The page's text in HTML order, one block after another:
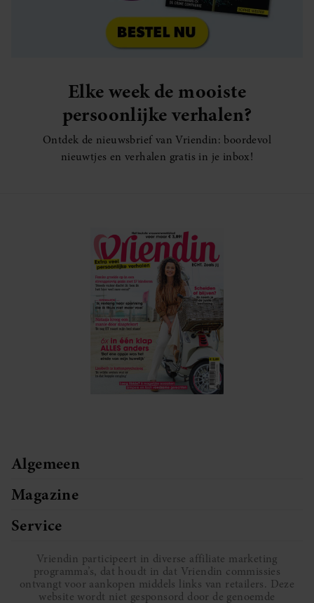
Elke week de mooiste
persoonlijke verhalen?
Ontdek de nieuwsbrief van Vriendin: boordevol
nieuwtjes en verhalen gratis in je inbox!
Algemeen
Magazine
Service
Vriendin participeert in diverse affiliate marketing
programma’s, dat houdt in dat Vriendin commissies
ontvangt voor aankopen middels links van retailers. Deze
website wordt niet gesponsord door de genoemde